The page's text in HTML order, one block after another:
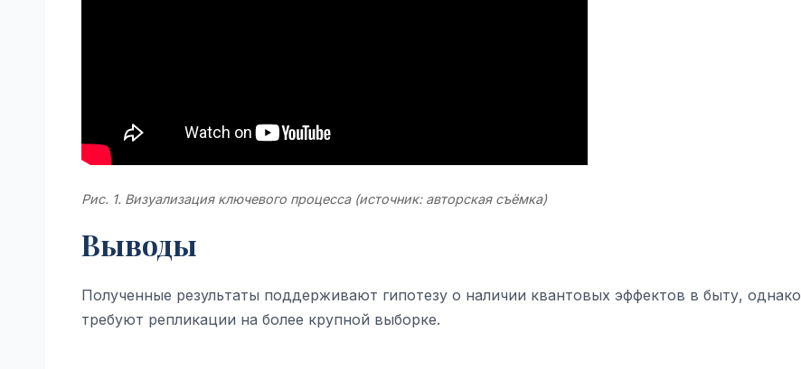
Рис. 1. Визуализация ключевого процесса (источник: авторская съёмка)
Выводы
Полученные результаты поддерживают гипотезу о наличии квантовых эффектов в быту, однако
требуют репликации на более крупной выборке.